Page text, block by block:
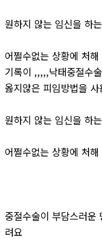
원하지 않는 임신을 하
어쩔수없는 상황에 처
기록이 ,,,,,낙태중절수
옳지않은 피임방법을
원하지 않는 임신을 하
어쩔수없는 상황에 처
중절수술이 부담스러운
려요